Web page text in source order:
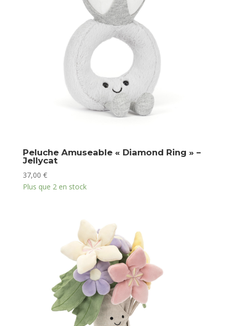
Peluche Amuseable « Diamond Ring » –
Jellycat
37,00 €
Plus que 2 en stock